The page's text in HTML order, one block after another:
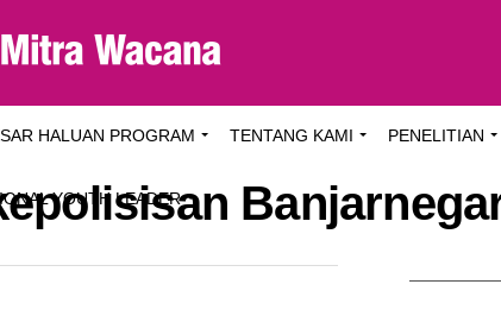
HALUAN PROGRAM TENTANG KAMI PENELITIAN
YOUTH LEADER